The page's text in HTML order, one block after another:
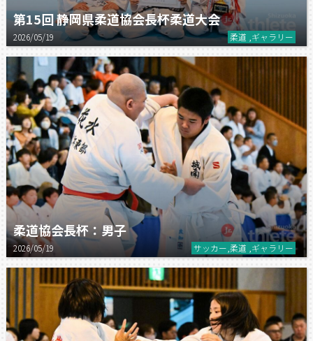
第15回 静岡県柔道協会長杯柔道大会
2026/05/19 柔道 ,ギャラリー
柔道協会長杯：男子
2026/05/19 サッカー,柔道 ,ギャラリー